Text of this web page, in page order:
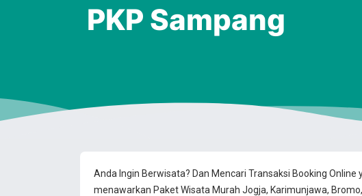
Anda Ingin Berwisata? Dan Mencari Transaksi Booking
menawarkan Paket Wisata Murah Jogja, Karimunjawa,
PKP Sampang